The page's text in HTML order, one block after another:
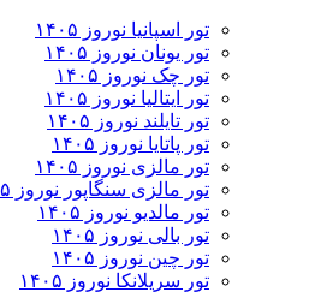
تور اسپانیا نوروز ۱۴۰۵
تور یونان نوروز ۱۴۰۵
تور چک نوروز ۱۴۰۵
تور ایتالیا نوروز ۱۴۰۵
تور تایلند نوروز ۱۴۰۵
تور پاتایا نوروز ۱۴۰۵
تور مالزی نوروز ۱۴۰۵
تور مالزی سنگاپور نوروز ۱۴۰۵
تور مالدیو نوروز ۱۴۰۵
تور بالی نوروز ۱۴۰۵
تور چين نوروز ۱۴۰۵
تور سریلانکا نوروز ۱۴۰۵